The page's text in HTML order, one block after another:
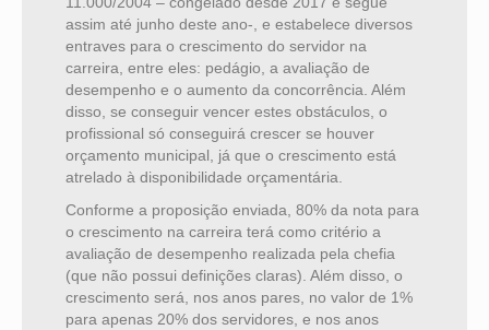
assim até junho deste ano-, e estabelece diversos
entraves para o crescimento do servidor na
carreira, entre eles: pedágio, a avaliação de
desempenho e o aumento da concorrência. Além
disso, se conseguir vencer estes obstáculos, o
profissional só conseguirá crescer se houver
orçamento municipal, já que o crescimento está
atrelado à disponibilidade orçamentária.
Conforme a proposição enviada, 80% da nota para
o crescimento na carreira terá como critério a
avaliação de desempenho realizada pela chefia
(que não possui definições claras). Além disso, o
crescimento será, nos anos pares, no valor de 1%
para apenas 20% dos servidores, e nos anos